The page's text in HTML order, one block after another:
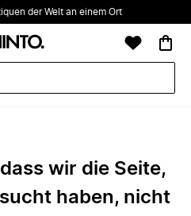
der Welt an einem Ort
wir die Seite,
haben, nicht